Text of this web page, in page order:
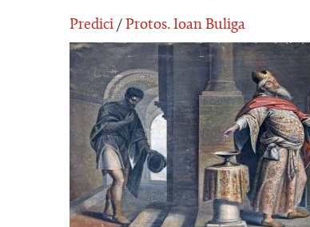
Predici / Protos. Ioan Buliga